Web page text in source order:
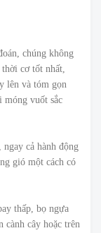
chúng không
cơ tốt nhất,
lên và tóm gọn
móng vuốt sắc
cả hành động
gió một cách có
thấp, bọ ngựa
cành cây hoặc trên